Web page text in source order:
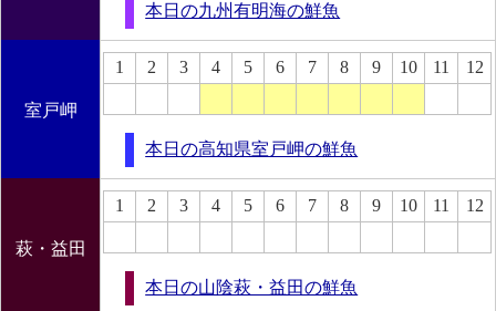
本日の九州有明海の鮮魚
室戸岬
1 2 3 4 5 6 7 8 9 10 11 12
本日の高知県室戸岬の鮮魚
萩・益田
1 2 3 4 5 6 7 8 9 10 11 12
本日の山陰萩・益田の鮮魚